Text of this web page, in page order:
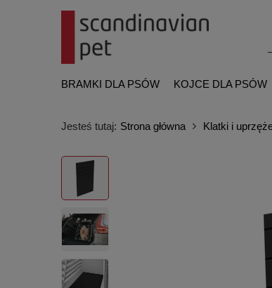
BRAMKI DLA PSÓW KOJCE DLA PSÓW
Jesteś tutaj: Strona główna Klatki i